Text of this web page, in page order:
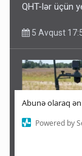
Abunə olaraq
Powered by
QHT-lər üçün
5 Avqust